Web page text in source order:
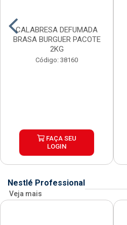
CALABRESA DEFUMADA
BRASA BURGUER PACOTE
2KG
Código: 38160
FAÇA SEU
LOGIN
Nestlé Professional
Veja mais